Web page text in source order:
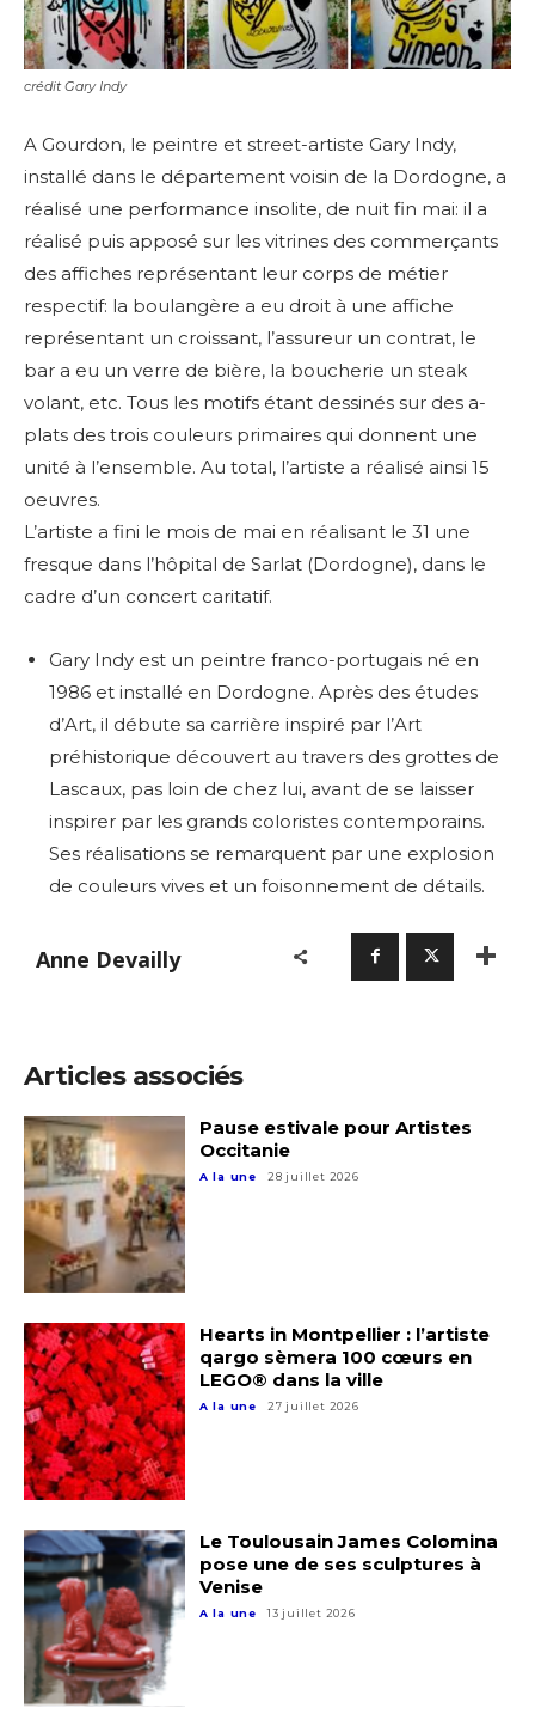
Adresse email*
Prénom
Statut / Organisation
Adresse email*
Nom
crédit Gary Indy
A Gourdon, le peintre et street-artiste Gary Indy,
installé dans le département voisin de la Dordogne, a
réalisé une performance insolite, de nuit fin mai: il a
réalisé puis apposé sur les vitrines des commerçants
des affiches représentant leur corps de métier
respectif: la boulangère a eu droit à une affiche
représentant un croissant, l’assureur un contrat, le
bar a eu un verre de bière, la boucherie un steak
volant, etc. Tous les motifs étant dessinés sur des a-
plats des trois couleurs primaires qui donnent une
unité à l’ensemble. Au total, l’artiste a réalisé ainsi 15
oeuvres.
L’artiste a fini le mois de mai en réalisant le 31 une
fresque dans l’hôpital de Sarlat (Dordogne), dans le
cadre d’un concert caritatif.
Gary Indy est un peintre franco-portugais né en
1986 et installé en Dordogne. Après des études
d’Art, il débute sa carrière inspiré par l’Art
préhistorique découvert au travers des grottes de
Lascaux, pas loin de chez lui, avant de se laisser
inspirer par les grands coloristes contemporains.
Ses réalisations se remarquent par une explosion
de couleurs vives et un foisonnement de détails.
Anne Devailly
Articles associés
Pause estivale pour Artistes
Occitanie
A la une 28 juillet 2026
Hearts in Montpellier : l’artiste
qargo sèmera 100 cœurs en
LEGO® dans la ville
A la une 27 juillet 2026
Le Toulousain James Colomina
pose une de ses sculptures à
Venise
A la une 13 juillet 2026